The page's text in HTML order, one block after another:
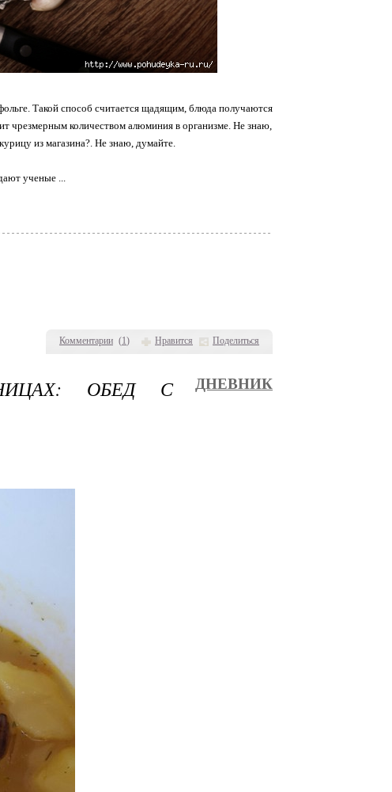
Комментарии (1) Нравится Поделиться
Такой способ считается щадящим, блюда получаются
чрезмерным количеством алюминия в организме. Не знаю,
из магазина?. Не знаю, думайте.
ученые ...
ОБЕД С
ДНЕВНИК